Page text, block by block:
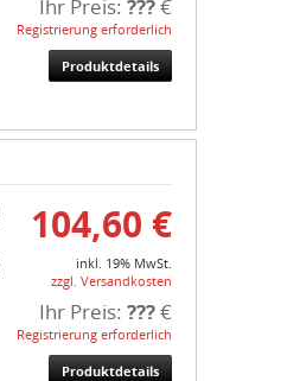
Ihr Preis: ???€
Registrierung erforderlich
Produktdetails
104,60 €
inkl. 19% MwSt.
zzgl. Versandkosten
Ihr Preis: ???€
Registrierung erforderlich
Produktdetails